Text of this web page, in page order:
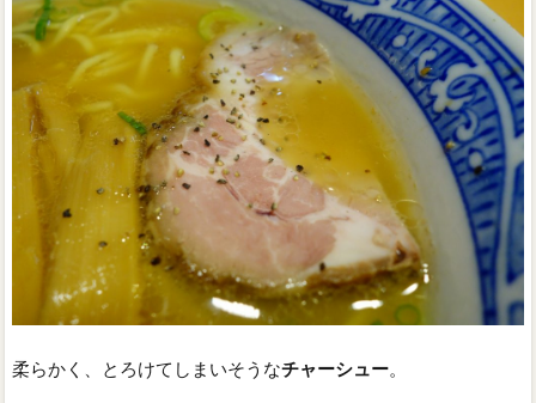
柔らかく、とろけてしまいそうなチャーシュー。